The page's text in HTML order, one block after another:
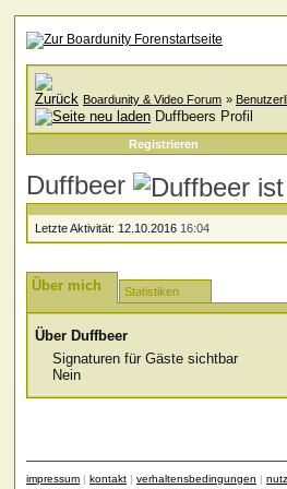
Boardunity & Video Forum »
Duffbeers Profil
Registrieren
Duffbeer
Letzte Aktivität: 12.10.2016 16:04
Über mich Statistiken
Über Duffbeer
Signaturen für Gäste sichtbar
Nein
impressum | kontakt | verhaltensbedingungen |